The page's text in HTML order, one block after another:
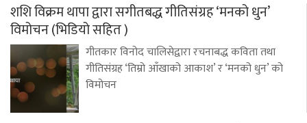
शशि विक्रम थापा द्वारा सगीतबद्ध गीतिसंग्रह ‘मनको धुन’
विमोचन (भिडियो सहित )
गीतकार विनोद चालिसेद्वारा रचनाबद्ध कविता तथा
गीतिसंग्रह ‘तिम्रो आँखाको आकाश’ र ‘मनको धुन’ को
विमोचन